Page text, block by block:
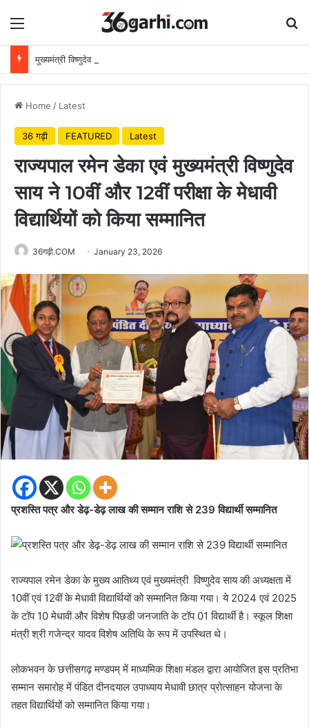
Menu
Home / Latest
36 गढ़ी FEATURED Latest
राज्यपाल रमेन डेका एवं मुख्यमंत्री विष्णुदेव
साय ने 10वीं और 12वीं परीक्षा के मेधावी
विद्यार्थियों को किया सम्मानित
36गढ़ी.COM January 23, 2026
प्रशस्ति पत्र और डेढ़-डेढ़ लाख की सम्मान राशि से 239 विद्यार्थी सम्मानित
राज्यपाल रमेन डेका के मुख्य आतिथ्य एवं मुख्यमंत्री विष्णुदेव साय की अध्यक्षता में
10वीं एवं 12वीं के मेधावी विद्यार्थियों को सम्मानित किया गया। ये 2024 एवं 2025
के टॉप 10 मेधावी और विशेष पिछडी जनजाति के टॉप 01 विद्यार्थी है। स्कूल शिक्षा
मंत्री श्री गजेन्द्र यादव विशेष अतिथि के रूप में उपस्थित थे।
लोकभवन के छत्तीसगढ़ मण्डपम् में माध्यमिक शिक्षा मंडल द्वारा आयोजित इस प्रतिभा
सम्मान समारोह में पंडित दीनदयाल उपाध्याय मेधावी छात्र प्रोत्साहन योजना के
तहत विद्यार्थियों को सम्मानित किया गया।